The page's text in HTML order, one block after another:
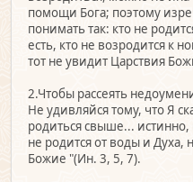
помощи Бога; поэтому
понимать так: кто не
есть, кто не возродится к
тот не увидит Царствия
2.Чтобы рассеять
Не удивляйся тому, что Я
родиться свыше...
не родится от воды и Духа,
Божие "(Ин. 3, 5, 7).